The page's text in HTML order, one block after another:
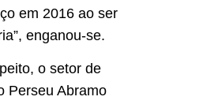
em 2016 ao ser
enganou-se.
o setor de
Perseu Abramo